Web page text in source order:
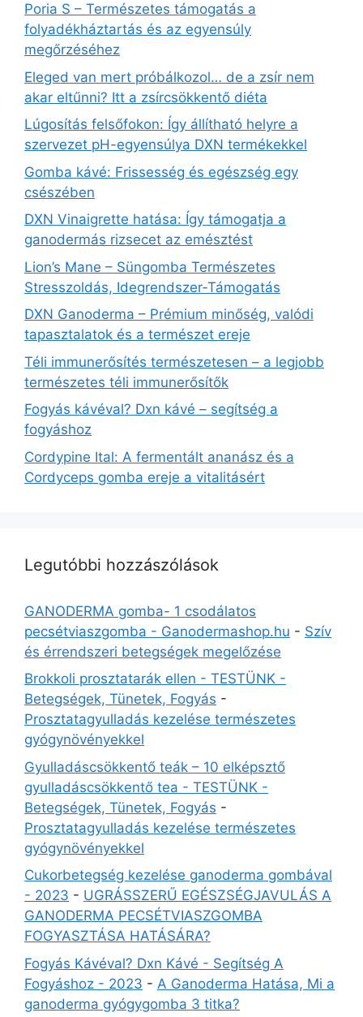
Poria S – Természetes támogatás a
folyadékháztartás és az egyensúly
megőrzéséhez
Eleged van mert próbálkozol… de a zsír nem
akar eltűnni? Itt a zsírcsökkentő diéta
Lúgosítás felsőfokon: Így állítható helyre a
szervezet pH-egyensúlya DXN termékekkel
Gomba kávé: Frissesség és egészség egy
csészében
DXN Vinaigrette hatása: Így támogatja a
ganodermás rizsecet az emésztést
Lion’s Mane – Süngomba Természetes
Stresszoldás, Idegrendszer‑Támogatás
DXN Ganoderma – Prémium minőség, valódi
tapasztalatok és a természet ereje
Téli immunerősítés természetesen – a legjobb
természetes téli immunerősítők
Fogyás kávéval? Dxn kávé – segítség a
fogyáshoz
Cordypine Ital: A fermentált ananász és a
Cordyceps gomba ereje a vitalitásért
Legutóbbi hozzászólások
GANODERMA gomba- 1 csodálatos
pecsétviaszgomba - Ganodermashop.hu - Szív
és érrendszeri betegségek megelőzése
Brokkoli prosztatarák ellen - TESTÜNK -
Betegségek, Tünetek, Fogyás -
Prosztatagyulladás kezelése természetes
gyógynövényekkel
Gyulladáscsökkentő teák – 10 elképsztő
gyulladáscsökkentő tea - TESTÜNK -
Betegségek, Tünetek, Fogyás -
Prosztatagyulladás kezelése természetes
gyógynövényekkel
Cukorbetegség kezelése ganoderma gombával
- 2023 - UGRÁSSZERŰ EGÉSZSÉGJAVULÁS A
GANODERMA PECSÉTVIASZGOMBA
FOGYASZTÁSA HATÁSÁRA?
Fogyás Kávéval? Dxn Kávé - Segítség A
Fogyáshoz - 2023 - A Ganoderma Hatása, Mi a
ganoderma gyógygomba 3 titka?